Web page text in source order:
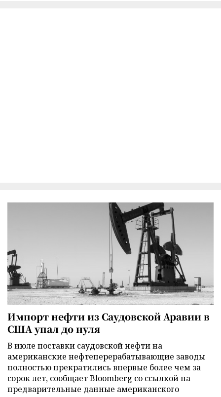
Импорт нефти из Саудовской Аравии в
США упал до нуля
В июле поставки саудовской нефти на
американские нефтеперерабатывающие заводы
полностью прекратились впервые более чем за
сорок лет, сообщает Bloomberg со ссылкой на
предварительные данные американского